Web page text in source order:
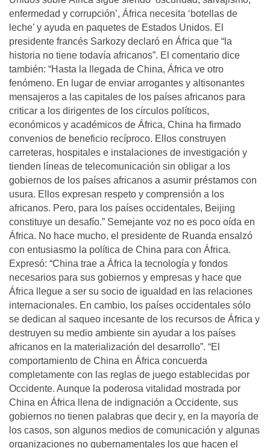
enfermedad y corrupción’, África necesita ‘botellas de
leche’ y ayuda en paquetes de Estados Unidos. El
presidente francés Sarkozy declaró en África que “la
historia no tiene todavía africanos”. El comentario dice
también: “Hasta la llegada de China, África ve otro
fenómeno. En lugar de enviar arrogantes y altisonantes
mensajeros a las capitales de los países africanos para
criticar a los dirigentes de los círculos políticos,
económicos y académicos de África, China ha firmado
convenios de beneficio recíproco. Ellos construyen
carreteras, hospitales e instalaciones de investigación y
tienden líneas de telecomunicación sin obligar a los
gobiernos de los países africanos a asumir préstamos con
usura. Ellos expresan respeto y comprensión a los
africanos. Pero, para los países occidentales, Beijing
constituye un desafío.” Semejante voz no es poco oída en
África. No hace mucho, el presidente de Ruanda ensalzó
con entusiasmo la política de China para con África.
Expresó: “China trae a África la tecnología y fondos
necesarios para sus gobiernos y empresas y hace que
África llegue a ser su socio de igualdad en las relaciones
internacionales. En cambio, los países occidentales sólo
se dedican al saqueo incesante de los recursos de África y
destruyen su medio ambiente sin ayudar a los países
africanos en la materialización del desarrollo”. “El
comportamiento de China en África concuerda
completamente con las reglas de juego establecidas por
Occidente. Aunque la poderosa vitalidad mostrada por
China en África llena de indignación a Occidente, sus
gobiernos no tienen palabras que decir y, en la mayoría de
los casos, son algunos medios de comunicación y algunas
organizaciones no gubernamentales los que hacen el